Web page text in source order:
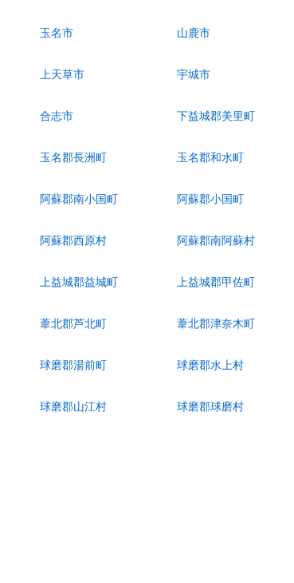
玉名市 山鹿市
上天草市 宇城市
合志市 下益城郡美里町
玉名郡長洲町 玉名郡和水町
阿蘇郡南小国町 阿蘇郡小国町
阿蘇郡西原村 阿蘇郡南阿蘇村
上益城郡益城町 上益城郡甲佐町
葦北郡芦北町 葦北郡津奈木町
球磨郡湯前町 球磨郡水上村
球磨郡山江村 球磨郡球磨村